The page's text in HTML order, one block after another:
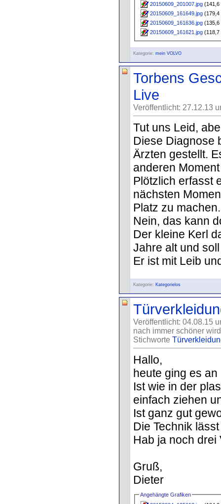
20150609_201007.jpg (141,6
20150609_161649.jpg (179,4
20150609_161636.jpg (135,6
20150609_161621.jpg (118,7
Kategorie: mein VOLVO
Torbens
Live
Veröffentlicht: 27.12.13
Tut uns Leid,
Diese Diagnose
Ärzten gestellt.
anderen
Plötzlich erfasst
nächsten
Platz zu machen.
Nein, das kann
Der kleine Kerl
Jahre alt und
Er ist mit Leib
Kategorie: Kategorielos
Veröffentlicht: 04.08.15
nach immer schöner
Stichworte
Hallo,
heute ging es an
Ist wie in der
einfach ziehen
Ist ganz gut
Die Technik
Hab ja noch drei
Gruß,
Dieter
Angehängte Grafiken